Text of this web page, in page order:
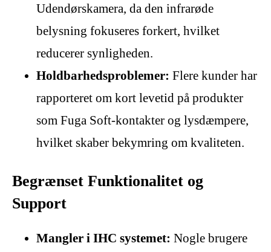
Udendørskamera, da den infrarøde
belysning fokuseres forkert, hvilket
reducerer synligheden.
Holdbarhedsproblemer: Flere kunder har
rapporteret om kort levetid på produkter
som Fuga Soft-kontakter og lysdæmpere,
hvilket skaber bekymring om kvaliteten.
Begrænset Funktionalitet og
Support
Mangler i IHC systemet: Nogle brugere